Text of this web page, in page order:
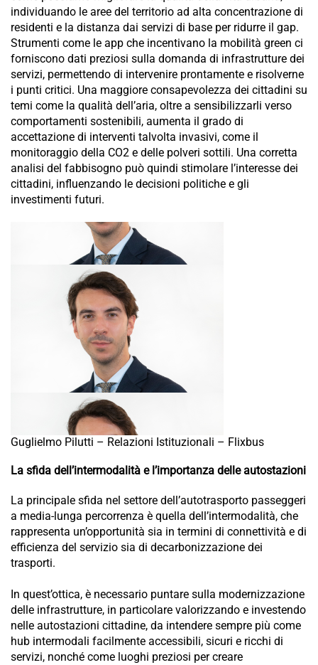
individuando le aree del territorio ad alta concentrazione di
residenti e la distanza dai servizi di base per ridurre il gap.
Strumenti come le app che incentivano la mobilità green ci
forniscono dati preziosi sulla domanda di infrastrutture dei
servizi, permettendo di intervenire prontamente e risolverne
i punti critici. Una maggiore consapevolezza dei cittadini su
temi come la qualità dell’aria, oltre a sensibilizzarli verso
comportamenti sostenibili, aumenta il grado di
accettazione di interventi talvolta invasivi, come il
monitoraggio della CO2 e delle polveri sottili. Una corretta
analisi del fabbisogno può quindi stimolare l’interesse dei
cittadini, influenzando le decisioni politiche e gli
investimenti futuri.
Guglielmo Pilutti – Relazioni Istituzionali – Flixbus
La sfida dell’intermodalità e l’importanza delle autostazioni
La principale sfida nel settore dell’autotrasporto passeggeri
a media-lunga percorrenza è quella dell’intermodalità, che
rappresenta un’opportunità sia in termini di connettività e di
efficienza del servizio sia di decarbonizzazione dei
trasporti.
In quest’ottica, è necessario puntare sulla modernizzazione
delle infrastrutture, in particolare valorizzando e investendo
nelle autostazioni cittadine, da intendere sempre più come
hub intermodali facilmente accessibili, sicuri e ricchi di
servizi, nonché come luoghi preziosi per creare